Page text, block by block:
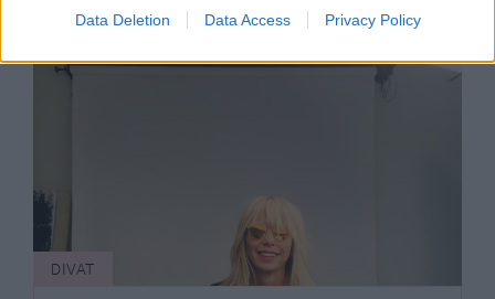
Data Deletion Data Access Privacy Policy
DIVAT